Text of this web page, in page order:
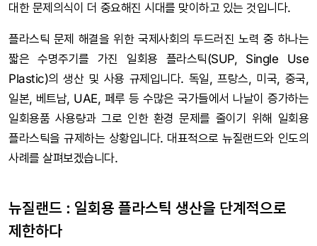
대한 문제의식이 더 중요해진 시대를 맞이하고 있는 것입니다.
플라스틱 문제 해결을 위한 국제사회의 두드러진 노력 중 하나는
짧은 수명주기를 가진 일회용 플라스틱(SUP, Single Use
Plastic)의 생산 및 사용 규제입니다. 독일, 프랑스, 미국, 중국,
일본, 베트남, UAE, 페루 등 수많은 국가들에서 나날이 증가하는
일회용품 사용량과 그로 인한 환경 문제를 줄이기 위해 일회용
플라스틱을 규제하는 상황입니다. 대표적으로 뉴질랜드와 인도의
사례를 살펴보겠습니다.
뉴질랜드 : 일회용 플라스틱 생산을 단계적으로
제한하다